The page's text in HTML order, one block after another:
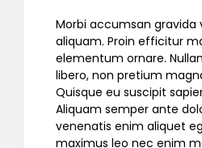
Morbi accumsan gravida
aliquam. Proin efficitur
elementum ornare.
libero, non pretium
Quisque eu suscipit
Aliquam semper ante
venenatis enim aliquet
maximus leo nec enim